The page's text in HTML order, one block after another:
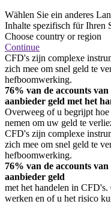
Wählen Sie ein anderes
Inhalte spezifisch für Ihren
Choose country or region
Continue
CFD's zijn complexe
zich mee om snel geld te
hefboomwerking.
76% van de accounts
aanbieder geld met het
Overweeg of u begrijpt
nemen om uw geld te
CFD's zijn complexe
zich mee om snel geld te
hefboomwerking.
76% van de accounts
aanbieder geld
met het handelen in
werken en of u het risico